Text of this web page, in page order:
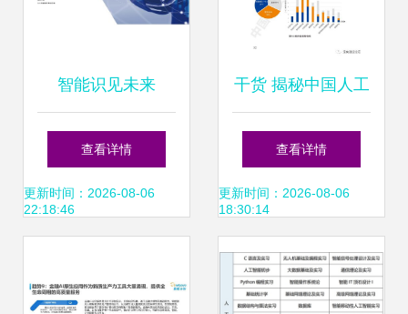
智能识见未来
2019北京国际人工
智能展会聚焦智能
发
查看详情
更新时间：2026-08-06
22:18:46
干货 揭秘中国人工
智能开源软件发展
白皮书2018 ——
AI应用软件开发的
关键解读
查看详情
更新时间：2026-08-06
18:30:14